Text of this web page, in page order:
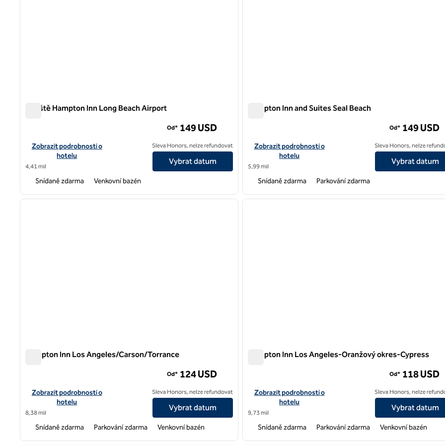
Letiště Hampton Inn Long Beach Airport
Zobrazit podrobnosti o hotelu na letišti Hampton Inn Long Beach Airport
Zobrazit podrobnosti o
hotelu
4,41 mil
Od* 149 USD
Sleva Honors, nelze refundovat
Vybrat datum
Snídaně zdarma Venkovní bazén
Hampton Inn and Suites Seal Beach
Zobrazit podrobnosti o hotelu Hampton Inn and Suites Seal
Zobrazit podrobnosti o
hotelu
5,99 mil
Od* 149 USD
Sleva Honors, nelze
Vybrat datum
Snídaně zdarma Parkování zdarma
1 z 12
další obrázek
Hampton Inn Los Angeles/Carson/Torrance
Zobrazit podrobnosti o hotelu Hampton Inn Los Angeles/Carson/Torrance
Zobrazit podrobnosti o
hotelu
8,38 mil
Od* 124 USD
Sleva Honors, nelze refundovat
Vybrat datum
Snídaně zdarma Parkování zdarma Venkovní bazén
1 z 11
Hampton Inn Los Angeles-Oranžový okres-Cypress
Zobrazit podrobnosti o hotelu Hampton Inn Los Angeles-
Zobrazit podrobnosti o
hotelu
9,73 mil
Od* 118 USD
Sleva Honors, nelze
Vybrat datum
Snídaně zdarma Parkování zdarma Venkovní bazén